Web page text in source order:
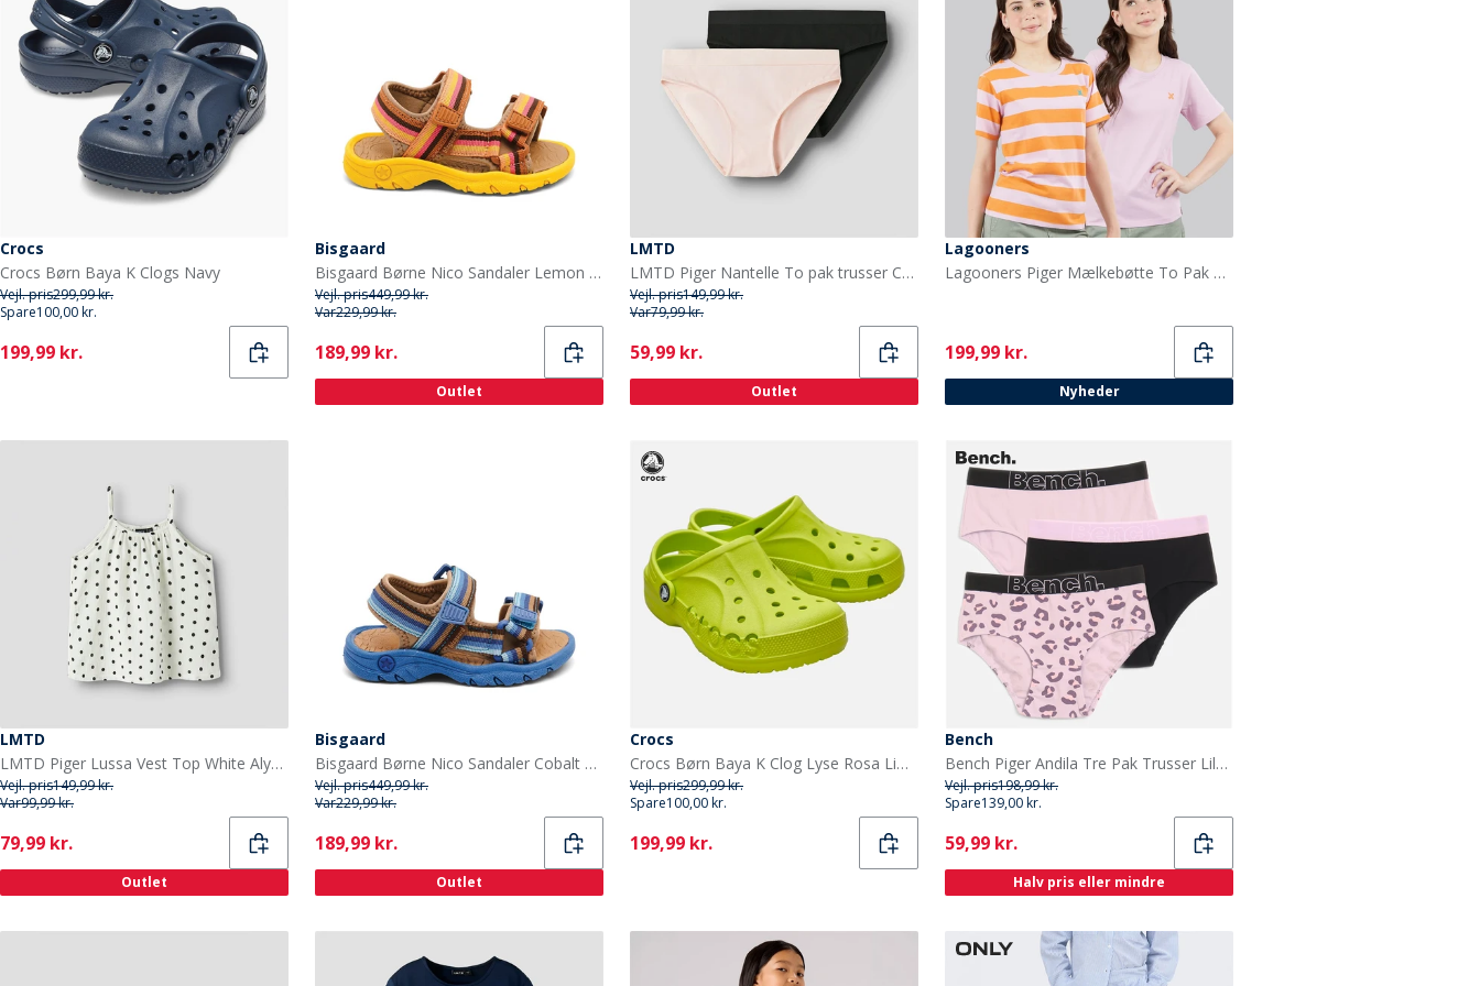
Crocs
Crocs Børn Baya K Clogs Navy
Vejl. pris299,99 kr.
Spare100,00 kr.
Current
199,99 kr.
Bisgaard
Bisgaard Børne Nico Sandaler Lemon Mix
Vejl. pris449,99 kr.
Var229,99 kr.
Current
189,99 kr.
Outlet
LMTD
LMTD Piger Nantelle To pak trusser Crystal Pink/Sort
Vejl. pris149,99 kr.
Var79,99 kr.
Current
59,99 kr.
Outlet
Lagooners
Lagooners Piger Mælkebøtte To Pak T Shirts Lilac
Current
199,99 kr.
Nyheder
LMTD
LMTD Piger Lussa Vest Top White Alyssum
Vejl. pris149,99 kr.
Var99,99 kr.
Current
79,99 kr.
Outlet
Bisgaard
Bisgaard Børne Nico Sandaler Cobalt Mix
Vejl. pris449,99 kr.
Var229,99 kr.
Current
189,99 kr.
Outlet
Crocs
Crocs Børn Baya K Clog Lyse Rosa Lime Punch
Vejl. pris299,99 kr.
Spare100,00 kr.
Current
199,99 kr.
Bench
Bench Piger Andila Tre Pak Trusser Lilac Aop/Sort/Lilac
Vejl. pris198,99 kr.
Spare139,00 kr.
Current
59,99 kr.
Halv pris eller mindre